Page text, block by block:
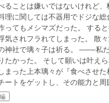
ることは嫌いではないけれど、
理に関しては不器用でドジな
ってもメシマズだった。 する
気されフラれてしまった。 散
神社で璃々子は祈る。 ───私
たかった。 そして願いは叶え
まった上本璃々が『食べさせ
ートをゲットし、その能力と
料理？？？を頑張ってみる話！